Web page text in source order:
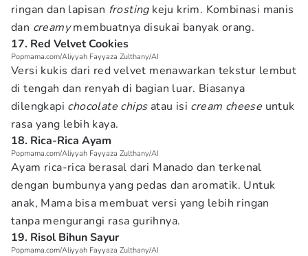
ringan dan lapisan frostingkeju krim. Kombinasi manis
dan creamymembuatnya disukai banyak orang.
17. Red Velvet Cookies
Popmama.com/Aliyyah Fayyaza Zulthany/AI
Versi kukis dari red velvet menawarkan tekstur lembut
di tengah dan renyah di bagian luar. Biasanya
dilengkapi chocolate chips atau isi cream cheese untuk
rasa yang lebih kaya.
18. Rica-Rica Ayam
Popmama.com/Aliyyah Fayyaza Zulthany/AI
Ayam rica-rica berasal dari Manado dan terkenal
dengan bumbunya yang pedas dan aromatik. Untuk
anak, Mama bisa membuat versi yang lebih ringan
tanpa mengurangi rasa gurihnya.
19. Risol Bihun Sayur
Popmama.com/Aliyyah Fayyaza Zulthany/AI